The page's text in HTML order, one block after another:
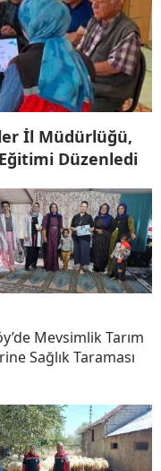
İl Müdürlüğü,
Düzenledi
Mevsimlik Tarım
Sağlık Taraması